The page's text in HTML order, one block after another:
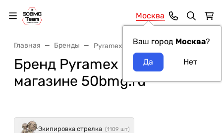
Москва
Ваш город Москва?
Главная Бренды Pyramex
Бренд Pyramex в интернет-
магазине 50bmg.ru
Экипировка стрелка (1109 шт)